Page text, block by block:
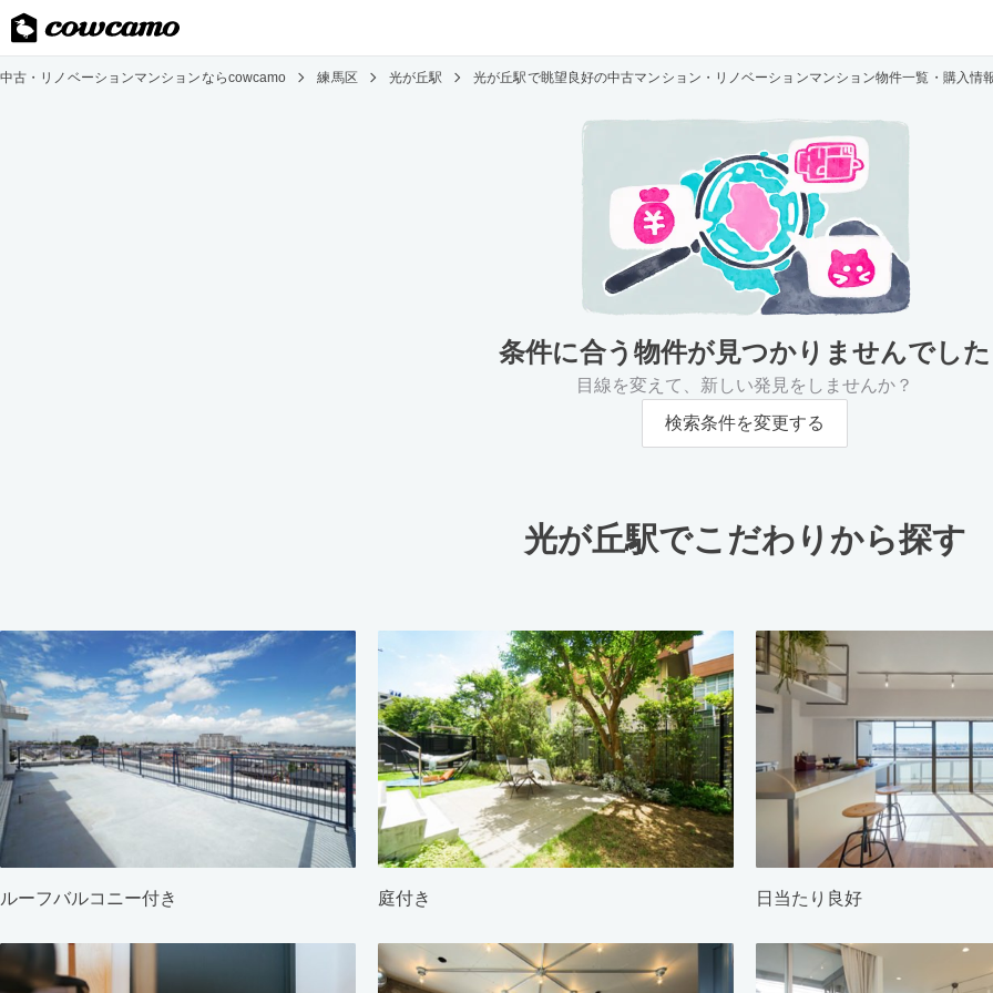
中古・リノベーションマンションならcowcamo 練馬区 光が丘駅 光が丘駅で眺望良好の中古マンション・リノベーションマンション物件一覧・購入情
条件に合う物件が見つかりませんでした
目線を変えて、新しい発見をしませんか？
検索条件を変更する
光が丘駅でこだわりから探す
ルーフバルコニー付き 庭付き 日当たり良好